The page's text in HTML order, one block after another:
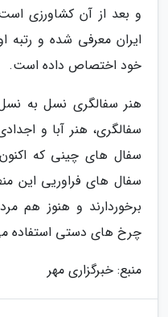
و بعد از آن کشاورزی
ایران معرفی شده و رتبه
خود اختصاص داده است.
هنر سفالگری نسل به
سفالگری، هنر آبا و
سفال های چینی که اکنون
سفال های فراوریی این
برخوردارند و هنوز هم
چرخ های دستی استفاده
منبع: خبرگزاری مهر